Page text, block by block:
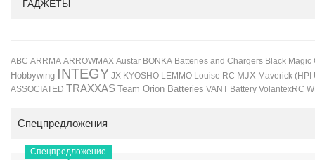
ГАДЖЕТЫ
ABC ARRMA ARROWMAX Austar BONKA Batteries and Chargers Black Magic
Hobbywing INTEGY JX KYOSHO LEMMO Louise RC MJX Maverick (HPI
ASSOCIATED TRAXXAS Team Orion Batteries VANT Battery VolantexRC
Спецпредложения
Спецпредложение